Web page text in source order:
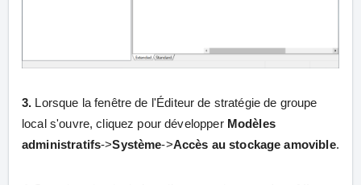
3. Lorsque la fenêtre de l'Éditeur de stratégie de groupe
local s'ouvre, cliquez pour développer Modèles
administratifs->Système->Accès au stockage amovible.